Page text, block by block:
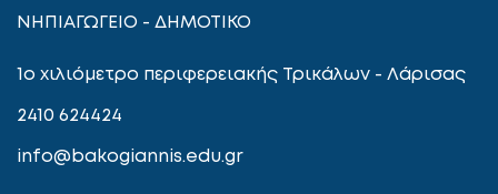
ΝΗΠΙΑΓΩΓΕΙΟ - ΔΗΜΟΤΙΚΟ
1ο χιλιόμετρο περιφερειακής Τρικάλων - Λάρισας
2410 624424
info@bakogiannis.edu.gr